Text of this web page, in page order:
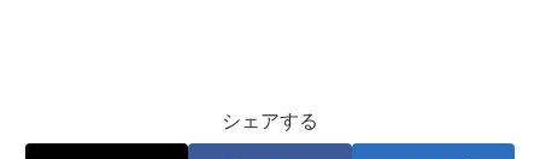
シェアする